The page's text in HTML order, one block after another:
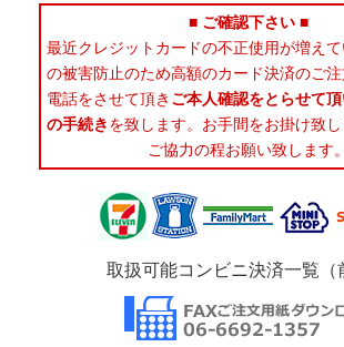
■ ご確認下さい ■
最近クレジットカードの不正使用が増え
の被害防止のため高額のカード決済のご
電話をさせて頂き ご本人確認をとらせて
の手続きを致します。お手間をお掛け致し
ご協力の程お願い致します。
取扱可能コンビニ決済一覧（